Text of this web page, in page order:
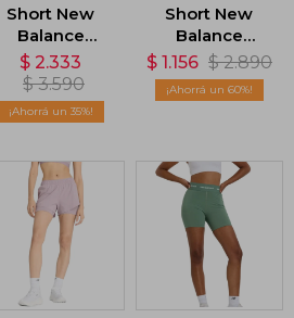
Short New
Balance
Seamless 2IN1
- Negro
$ 2.333
$ 3.590
35
Short New
Balance
Impact Run
3in - Verde
$ 1.156 $ 2.890
60